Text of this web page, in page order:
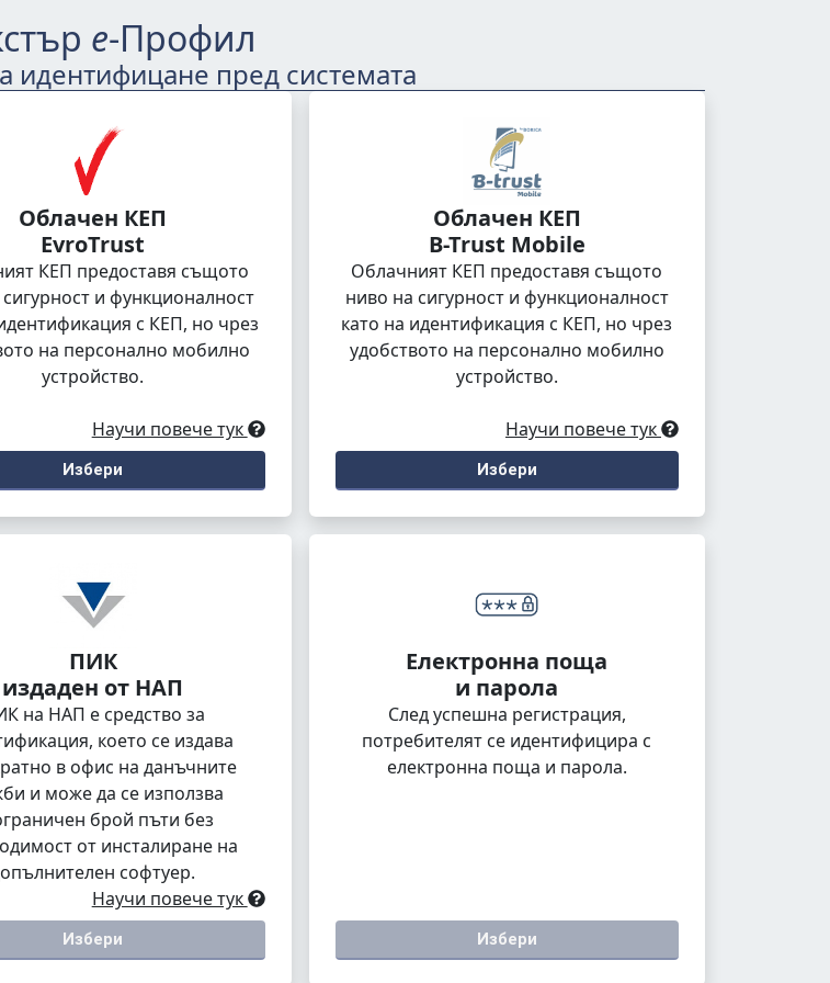
е-Профил
идентифицане пред системата
Облачен КЕП
EvroTrust
КЕП предоставя същото
и функционалност
с КЕП, но чрез
на персонално мобилно
устройство.
Научи повече тук
Избери
Облачен КЕП
B-Trust Mobile
Облачният КЕП предоставя същото
ниво на сигурност и функционалност
като на идентификация с КЕП, но чрез
удобството на персонално мобилно
устройство.
Научи повече тук
Избери
ПИК
издаден от НАП
на НАП е средство за
което се издава
в офис на данъчните
и може да се използва
брой пъти без
от инсталиране на
софтуер.
Научи повече тук
Избери
Електронна поща
и парола
След успешна регистрация,
потребителят се идентифицира с
електронна поща и парола.
Избери